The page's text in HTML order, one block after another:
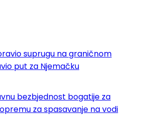
suprugu na graničnom
put za Njemačku
bezbjednost bogatije za
za spasavanje na vodi